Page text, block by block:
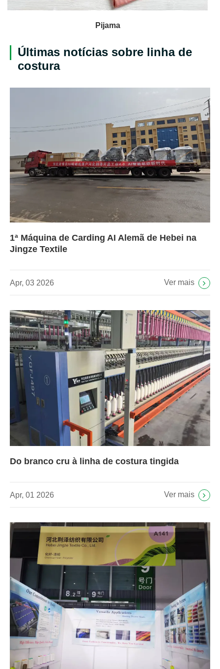
Pijama
Últimas notícias sobre linha de
costura
1ª Máquina de Carding AI Alemã de Hebei na
Jingze Textile
Apr, 03 2026 Ver mais
Do branco cru à linha de costura tingida
Apr, 01 2026 Ver mais